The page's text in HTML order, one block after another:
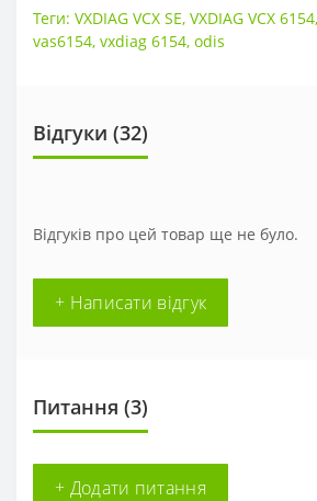
Теги: VXDIAG VCX SE, VXDIAG VCX 6154,
vas6154, vxdiag 6154, odis
Відгуки (32)
Відгуків про цей товар ще не було.
+ Написати відгук
Питання (3)
+ Додати питання